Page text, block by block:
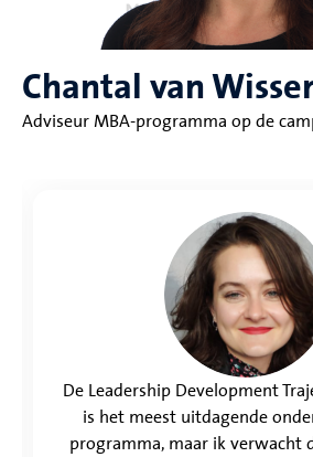
Chantal van
Adviseur MBA-programma op de
De Leadership Development
is het meest uitdagende
programma, maar ik verwacht